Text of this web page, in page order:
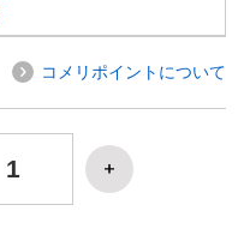
コメリポイントについて